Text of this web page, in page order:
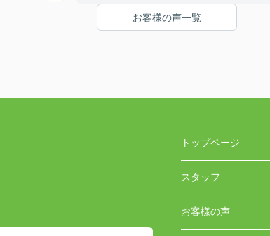
お客様の声一覧
トップページ
スタッフ
お客様の声